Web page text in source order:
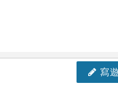
寫